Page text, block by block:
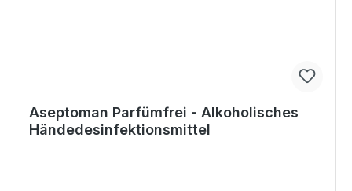
Aseptoman Parfümfrei - Alkoholisches
Händedesinfektionsmittel